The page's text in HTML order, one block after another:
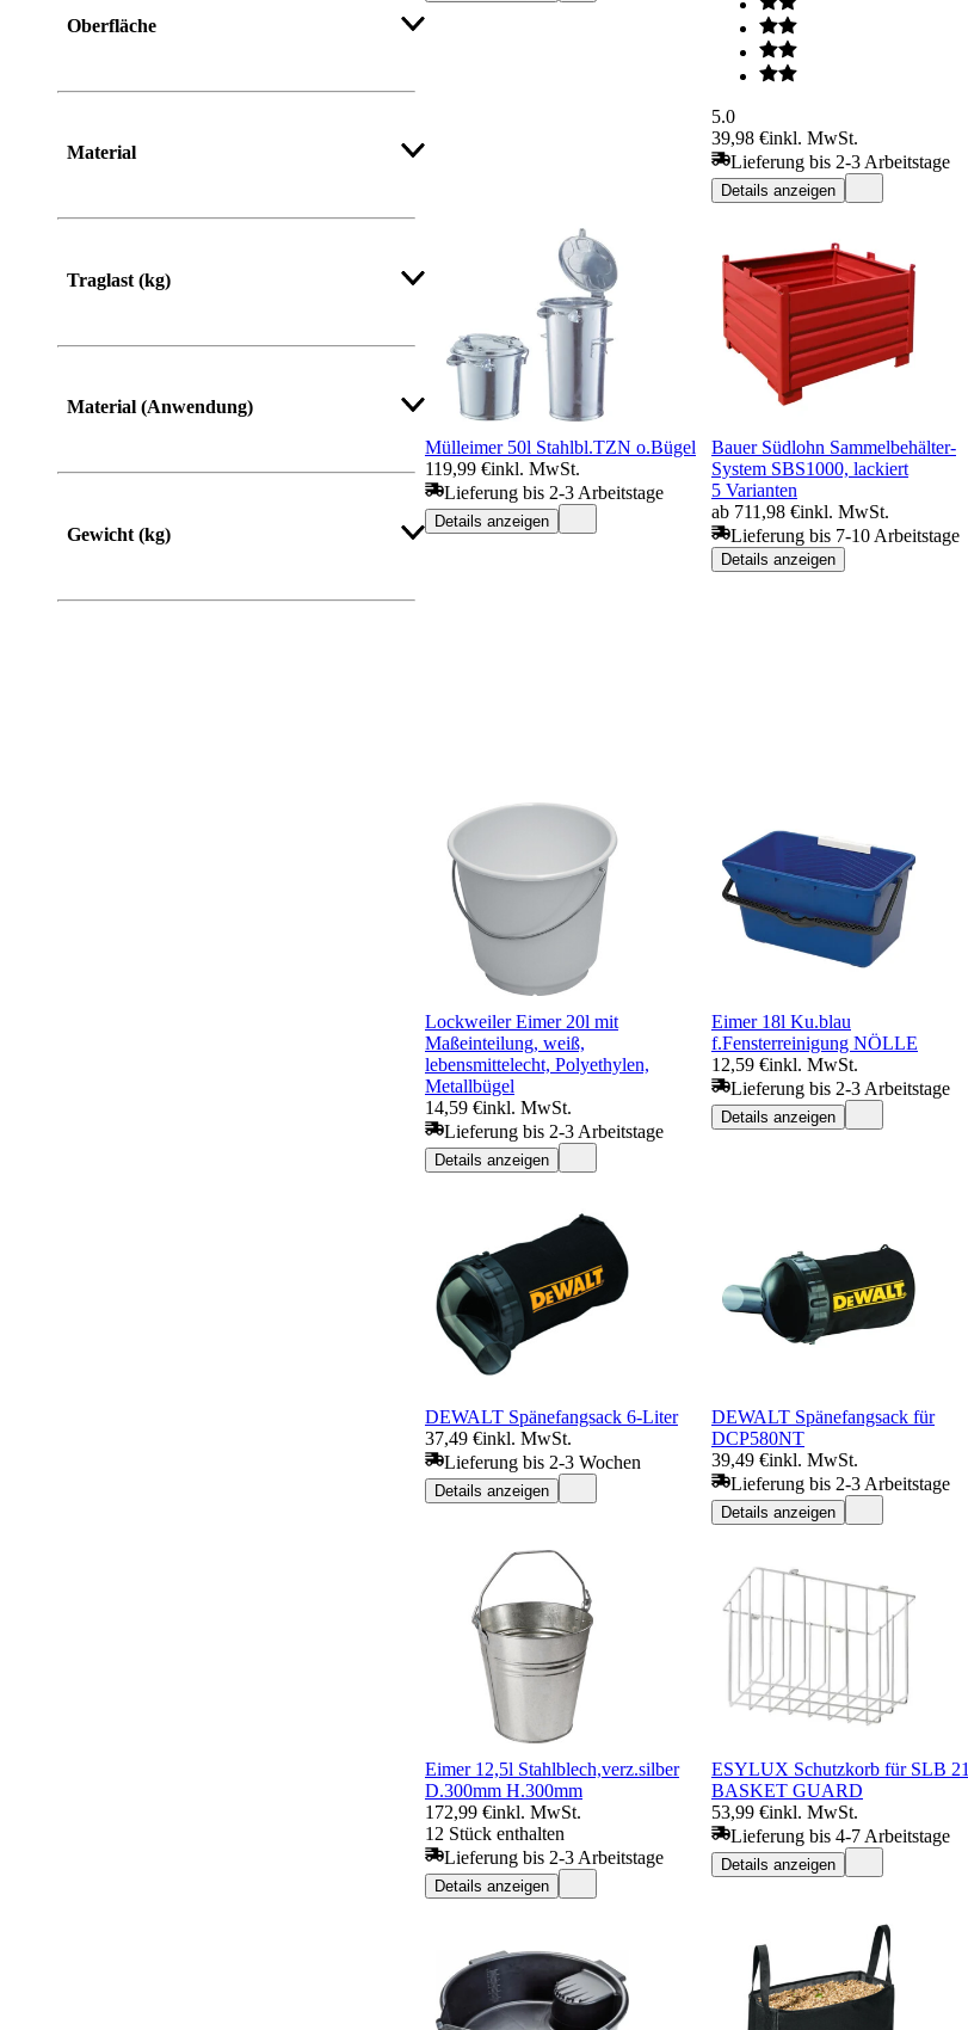
Oberfläche
Material
Traglast (kg)
Material (Anwendung)
Gewicht (kg)
5.0
39,98 €inkl. MwSt.
Lieferung bis 2-3 Arbeitstage
Details anzeigen
Mülleimer 50l Stahlbl.TZN o.Bügel
119,99 €inkl. MwSt.
Lieferung bis 2-3 Arbeitstage
Details anzeigen
Bauer Südlohn Sammelbehälter-
System SBS1000, lackiert
5 Varianten
ab 711,98 €inkl. MwSt.
Lieferung bis 7-10 Arbeitstage
Details anzeigen
Lockweiler Eimer 20l mit
Maßeinteilung, weiß,
lebensmittelecht, Polyethylen,
Metallbügel
14,59 €inkl. MwSt.
Lieferung bis 2-3 Arbeitstage
Details anzeigen
Eimer 18l Ku.blau
f.Fensterreinigung NÖLLE
12,59 €inkl. MwSt.
Lieferung bis 2-3 Arbeitstage
Details anzeigen
DEWALT Spänefangsack 6-Liter
37,49 €inkl. MwSt.
Lieferung bis 2-3 Wochen
Details anzeigen
DEWALT Spänefangsack für
DCP580NT
39,49 €inkl. MwSt.
Lieferung bis 2-3 Arbeitstage
Details anzeigen
Eimer 12,5l Stahlblech,verz.silber
D.300mm H.300mm
172,99 €inkl. MwSt.
12 Stück enthalten
Lieferung bis 2-3 Arbeitstage
Details anzeigen
ESYLUX Schutzkorb für SLB 21
BASKET GUARD
53,99 €inkl. MwSt.
Lieferung bis 4-7 Arbeitstage
Details anzeigen